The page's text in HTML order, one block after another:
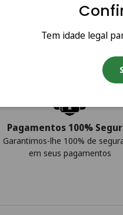
Tem idade legal
Pagamentos 100%
Garantimos-lhe 100% de
em seus pagamentos